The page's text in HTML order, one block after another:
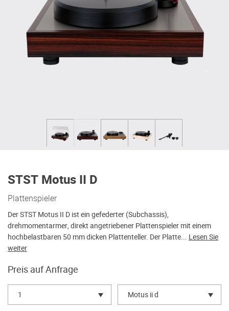
STST Motus II D
Plattenspieler
Der STST Motus II D ist ein gefederter (Subchassis),
drehmomentarmer, direkt angetriebener Plattenspieler mit einem
hochbelastbaren 50 mm dicken Plattenteller. Der Platte... Lesen Sie
weiter
Preis auf Anfrage
1 Motus ii d